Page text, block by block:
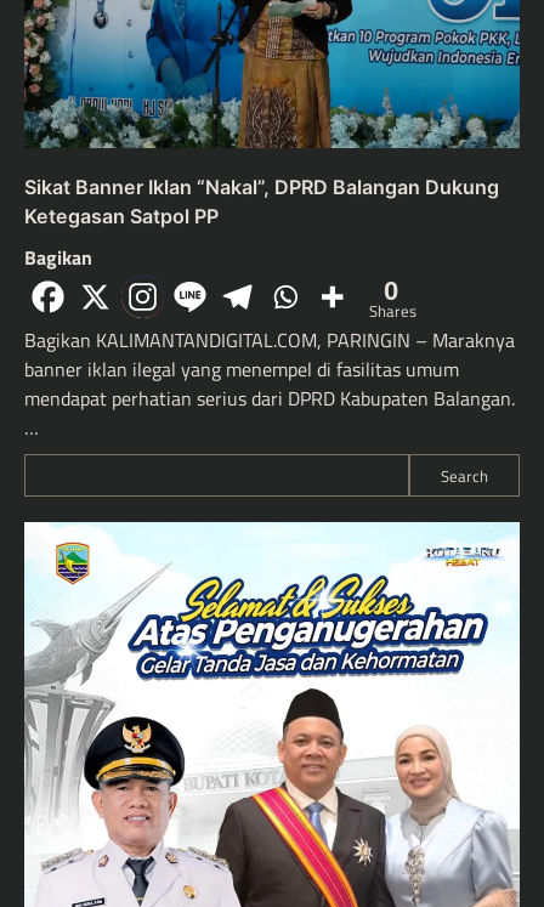
Sikat Banner Iklan “Nakal”, DPRD Balangan Dukung
Ketegasan Satpol PP
Bagikan
0
Shares
Bagikan KALIMANTANDIGITAL.COM, PARINGIN – Maraknya
banner iklan ilegal yang menempel di fasilitas umum
mendapat perhatian serius dari DPRD Kabupaten Balangan.
…
Search